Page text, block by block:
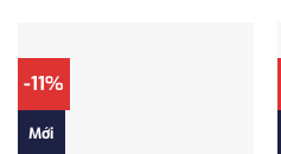
-11%
Mới